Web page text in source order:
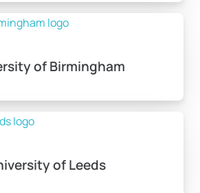
of Birmingham
of Leeds